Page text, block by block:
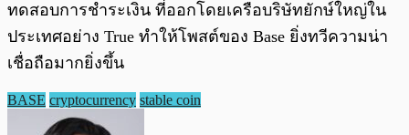
ทดสอบการชำระเงิน ที่ออกโดยเครือบริษัทยักษ์ใหญ่ใน
ประเทศอย่าง True ทำให้โพสต์ของ Base ยิ่งทวีความน่า
เชื่อถือมากยิ่งขึ้น
BASE cryptocurrency stable coin